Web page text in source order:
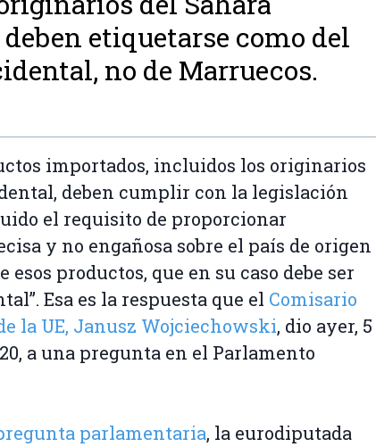
etiquetarse como del
no de Marruecos.
importados, incluidos los originarios
deben cumplir con la legislación
el requisito de proporcionar
y no engañosa sobre el país de origen
esos productos, que en su caso debe ser
Esa es la respuesta que el Comisario
la UE, Janusz Wojciechowski, dio ayer, 5
a una pregunta en el Parlamento
parlamentaria, la eurodiputada